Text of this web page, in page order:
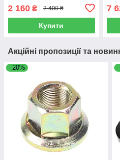
2 160 ₴ 2 400 ₴
Купити
7
Акційні пропозиції та
–20%